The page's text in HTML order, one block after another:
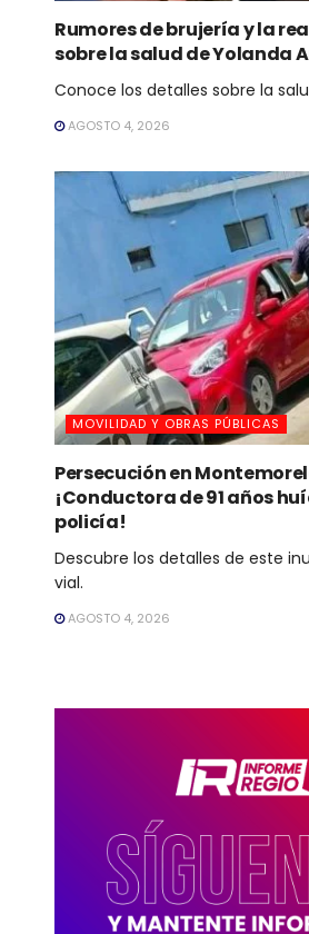
Rumores de brujería y la
sobre la salud de Yolanda
Conoce los detalles sobre la
AGOSTO 4, 2026
MOVILIDAD Y OBRAS PÚBLICAS
Persecución en
¡Conductora de 91 años
policía!
Descubre los detalles de este
vial.
AGOSTO 4, 2026